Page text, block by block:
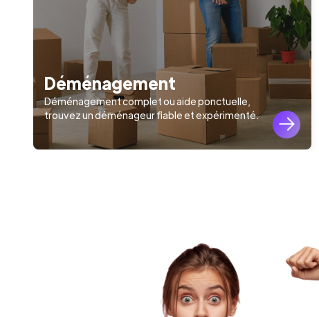
Déménagement
Déménagement complet ou aide ponctuelle,
trouvez un déménageur fiable et expérimenté.